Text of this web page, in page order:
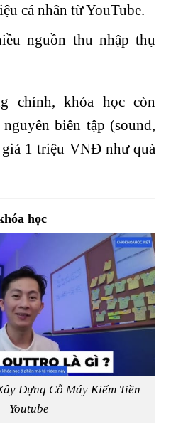
cá nhân từ YouTube.
nguồn thu nhập thụ
chính, khóa học còn
biên tập (sound,
1 triệu VNĐ như quà
học
Dựng Cỗ Máy Kiếm Tiền
Youtube